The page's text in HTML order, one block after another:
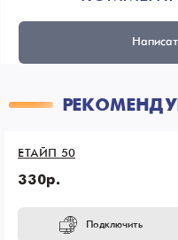
ЕТАЙП 50
330р.
Подключить